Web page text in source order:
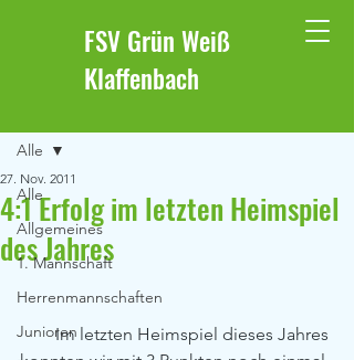
FSV Grün Weiß
Klaffenbach
Alle
Allgemeines
1. Mannschaft
Herrenmannschaften
Junioren
Alle
4:1 Erfolg im letzten Heimspiel
des Jahres
27. Nov. 2011
        Im letzten Heimspiel dieses Jahres